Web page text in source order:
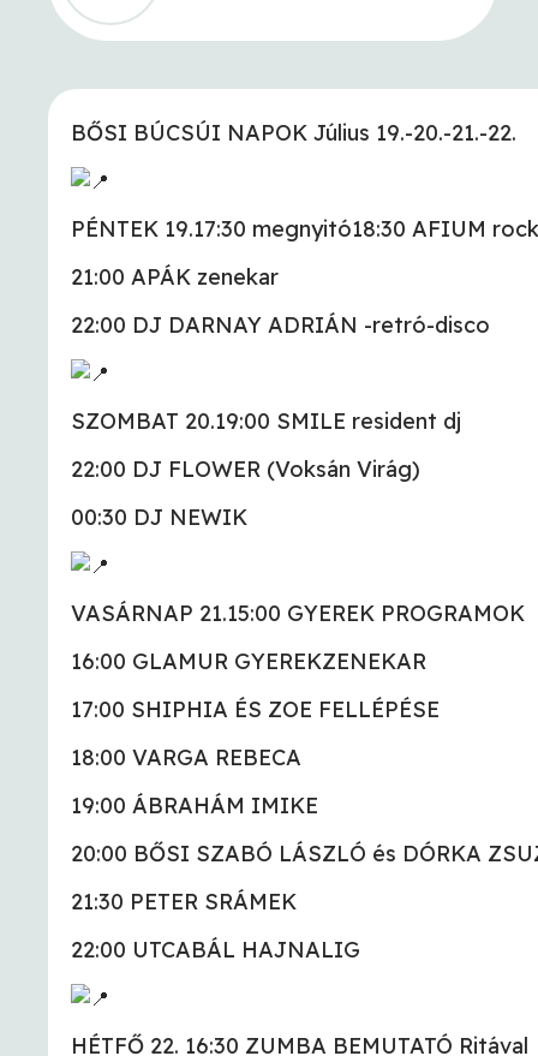
BŐSI BÚCSÚI NAPOK Július 19.-20.-21.-22.
PÉNTEK 19.17:30 megnyitó18:30 AFIUM
21:00 APÁK zenekar
22:00 DJ DARNAY ADRIÁN -retró-disco
SZOMBAT 20.19:00 SMILE resident dj
22:00 DJ FLOWER (Voksán Virág)
00:30 DJ NEWIK
VASÁRNAP 21.15:00 GYEREK PROGRAMOK
16:00 GLAMUR GYEREKZENEKAR
17:00 SHIPHIA ÉS ZOE FELLÉPÉSE
18:00 VARGA REBECA
19:00 ÁBRAHÁM IMIKE
20:00 BŐSI SZABÓ LÁSZLÓ és DÓRKA
21:30 PETER SRÁMEK
22:00 UTCABÁL HAJNALIG
HÉTFŐ 22. 16:30 ZUMBA BEMUTATÓ Ritával